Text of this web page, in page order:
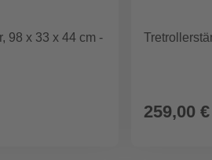
98 x 33 x 44 cm -
259,00 €